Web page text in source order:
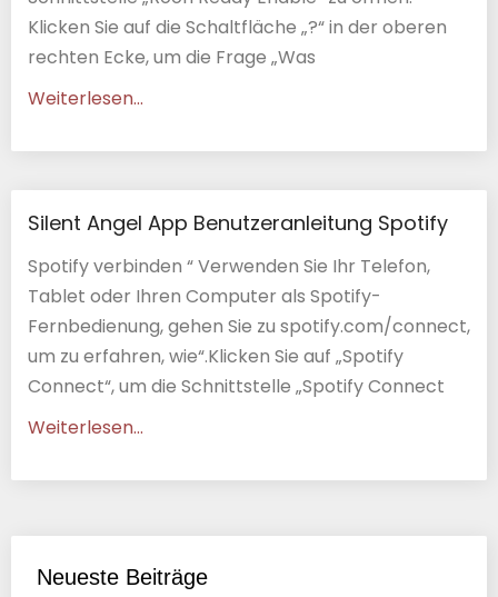
Klicken Sie auf die Schaltfläche „?“ in der oberen
rechten Ecke, um die Frage „Was
Weiterlesen...
Silent Angel App Benutzeranleitung Spotify
Spotify verbinden “ Verwenden Sie Ihr Telefon,
Tablet oder Ihren Computer als Spotify-
Fernbedienung, gehen Sie zu spotify.com/connect,
um zu erfahren, wie“.Klicken Sie auf „Spotify
Connect“, um die Schnittstelle „Spotify Connect
Weiterlesen...
Neueste Beiträge